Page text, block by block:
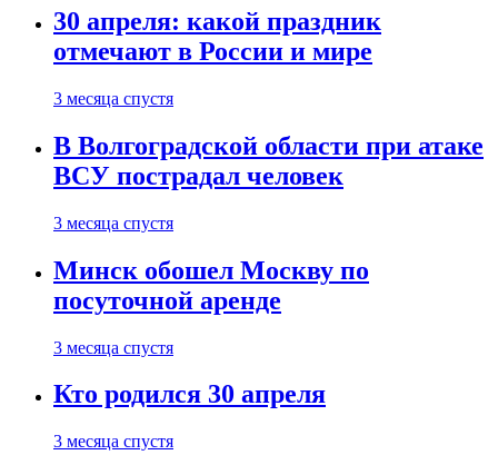
30 апреля: какой праздник
отмечают в России и мире
3 месяца спустя
В Волгоградской области при атаке
ВСУ пострадал человек
3 месяца спустя
Минск обошел Москву по
посуточной аренде
3 месяца спустя
Кто родился 30 апреля
3 месяца спустя